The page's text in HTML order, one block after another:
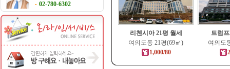
02-780-6302
리첸시아 21평 월세
여의도동 21평(69㎡)
1,000/80
트럼
여의도